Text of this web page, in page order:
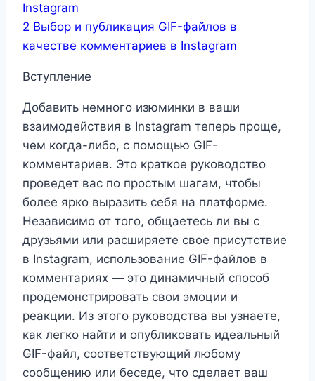
Instagram
2 Выбор и публикация GIF-файлов в
качестве комментариев в Instagram
Вступление
Добавить немного изюминки в ваши
взаимодействия в Instagram теперь проще,
чем когда-либо, с помощью GIF-
комментариев. Это краткое руководство
проведет вас по простым шагам, чтобы
более ярко выразить себя на платформе.
Независимо от того, общаетесь ли вы с
друзьями или расширяете свое присутствие
в Instagram, использование GIF-файлов в
комментариях — это динамичный способ
продемонстрировать свои эмоции и
реакции. Из этого руководства вы узнаете,
как легко найти и опубликовать идеальный
GIF-файл, соответствующий любому
сообщению или беседе, что сделает ваш